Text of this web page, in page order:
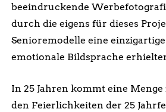
beeindruckende
durch die eigens für dieses
Senioremodelle eine
emotionale Bildsprache
In 25 Jahren kommt eine Menge
den Feierlichkeiten der 25